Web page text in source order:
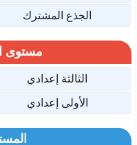
الجذع المشترك
مستوى
الثالثة إعدادي
الأولى إعدادي